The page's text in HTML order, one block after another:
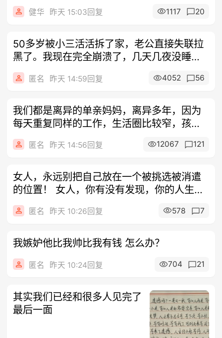
健华 昨天 15:03回复 1117 20
50多岁被小三活活拆了家，老公直接失联拉
黑了。我现在完全崩溃了，几天几夜没睡着
了
匿名 昨天 14:59回复 4052 56
我们都是离异的单亲妈妈，离异多年，因为
每天重复同样的工作，生活圈比较窄，孩子
也慢
匿名 昨天 14:56回复 12067 121
女人，永远别把自己放在一个被挑选被消遣
的位置！ 女人，你有没有发现，你的人生过
得
匿名 昨天 10:26回复 578 7
我嫉妒他比我帅比我有钱 怎么办？
匿名 昨天 10:24回复 704 21
其实我们已经和很多人见完了
最后一面